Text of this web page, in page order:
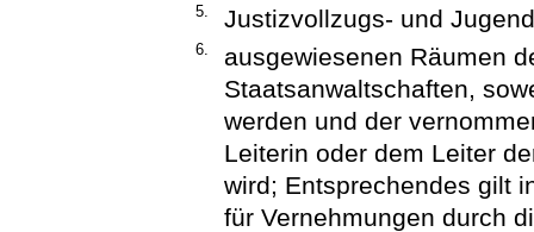
5. Justizvollzugs- und
6.
ausgewiesenen Räumen
Staatsanwaltschaften,
werden und der
Leiterin oder dem Leiter
wird; Entsprechendes gilt
für Vernehmungen durch